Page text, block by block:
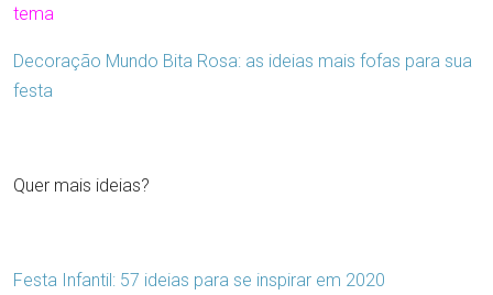
tema
Decoração Mundo Bita Rosa: as ideias mais fofas para sua
festa
Quer mais ideias?
Festa Infantil: 57 ideias para se inspirar em 2020